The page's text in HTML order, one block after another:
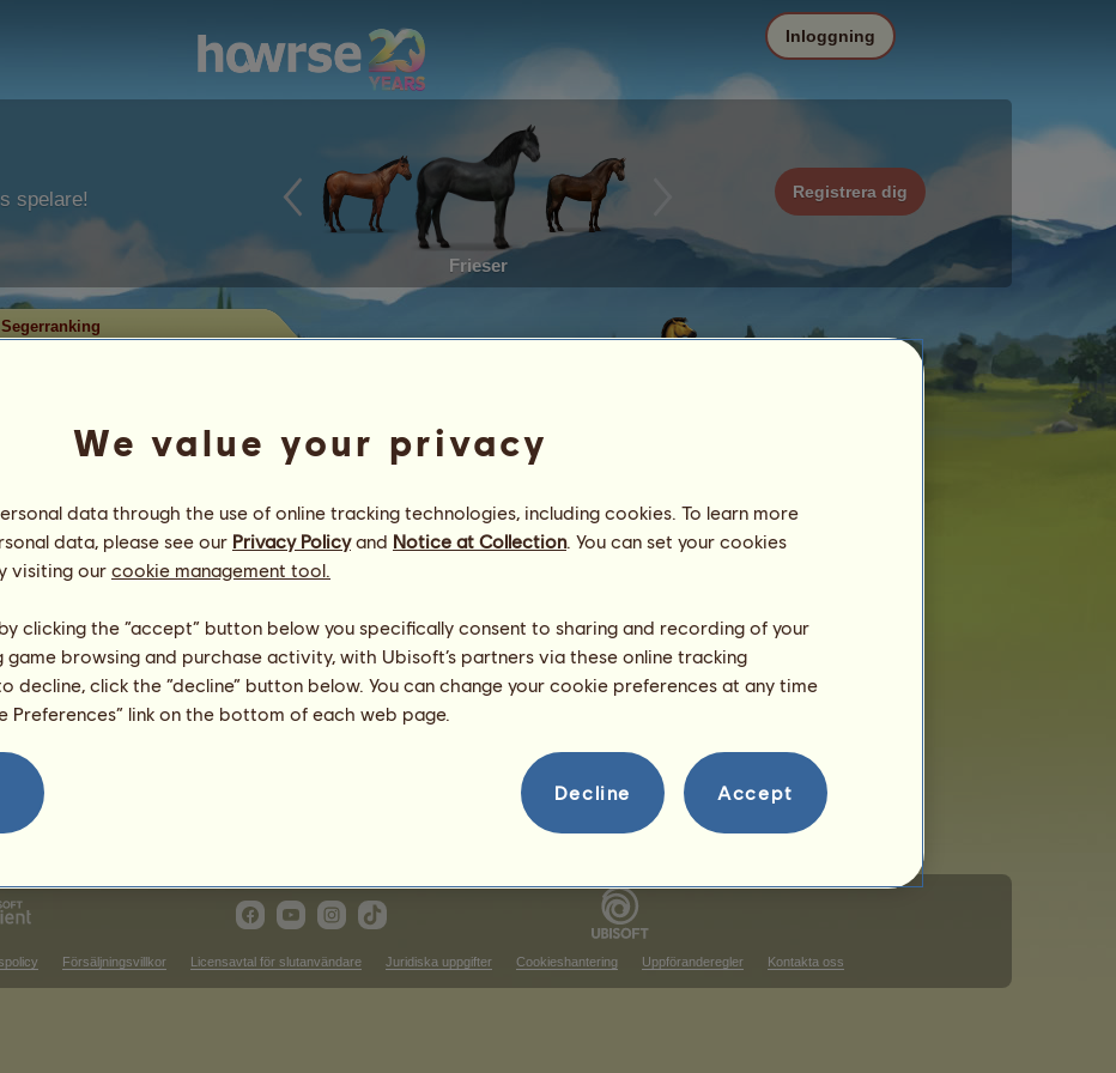
spelare!
Frieser
Registrera dig
Inloggning
Segerranking
den högsta nivån!
Endast hästar med betydande prestationer
rankingen Det finns ingenting att visa i den rankingen
rankingen
Vinster i reining
Det finns ingenting att visa i den rankingen
Vinster i western pleasure
Försäljningsvillkor Licensavtal för slutanvändare Juridiska uppgifter Cookieshantering Uppföranderegler Kontakta oss
We value your privacy
data through the use of online tracking technologies, including cookies. To learn more
data, please see our Privacy Policyand Notice at Collection. You can set your cookies
visiting our cookie management tool.
clicking the “accept” button below you specifically consent to sharing and recording of your
browsing and purchase activity, with Ubisoft’s partners via these online tracking
decline, click the “decline” button below. You can change your cookie preferences at any time
Preferences” link on the bottom of each web page.
Decline Accept